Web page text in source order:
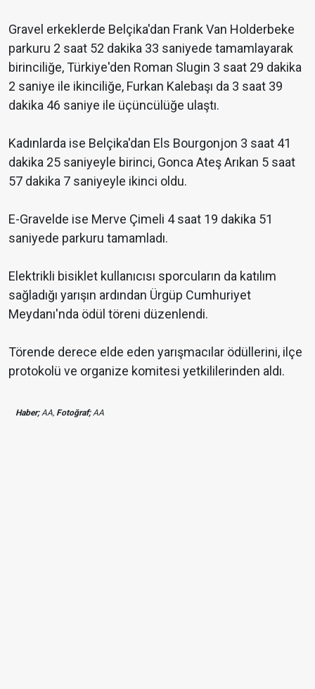
Gravel erkeklerde Belçika'dan Frank Van Holderbeke
parkuru 2 saat 52 dakika 33 saniyede tamamlayarak
birinciliğe, Türkiye'den Roman Slugin 3 saat 29 dakika
2 saniye ile ikinciliğe, Furkan Kalebaşı da 3 saat 39
dakika 46 saniye ile üçüncülüğe ulaştı.
Kadınlarda ise Belçika'dan Els Bourgonjon 3 saat 41
dakika 25 saniyeyle birinci, Gonca Ateş Arıkan 5 saat
57 dakika 7 saniyeyle ikinci oldu.
E-Gravelde ise Merve Çimeli 4 saat 19 dakika 51
saniyede parkuru tamamladı.
Elektrikli bisiklet kullanıcısı sporcuların da katılım
sağladığı yarışın ardından Ürgüp Cumhuriyet
Meydanı'nda ödül töreni düzenlendi.
Törende derece elde eden yarışmacılar ödüllerini, ilçe
protokolü ve organize komitesi yetkililerinden aldı.
Haber;AA, Fotoğraf;AA